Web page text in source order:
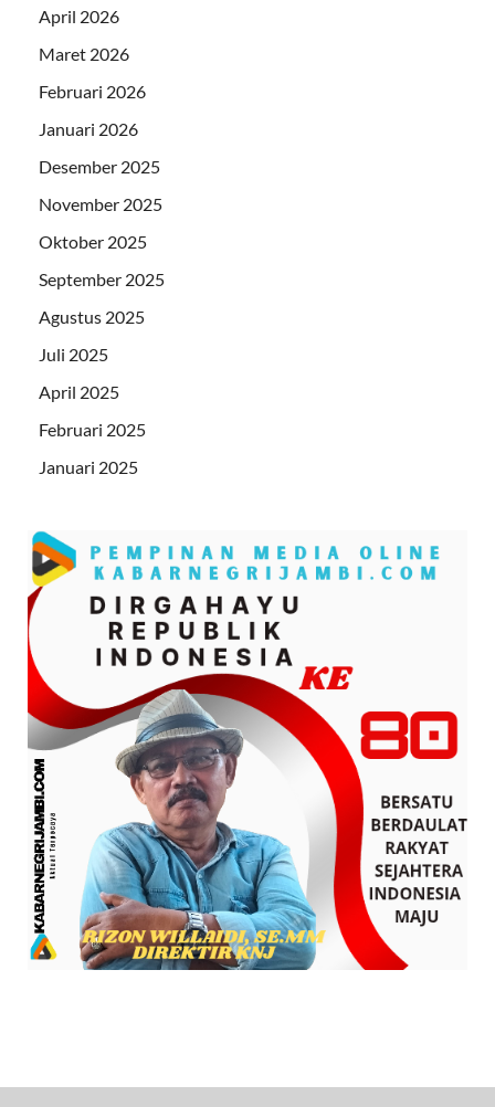
April 2026
Maret 2026
Februari 2026
Januari 2026
Desember 2025
November 2025
Oktober 2025
September 2025
Agustus 2025
Juli 2025
April 2025
Februari 2025
Januari 2025